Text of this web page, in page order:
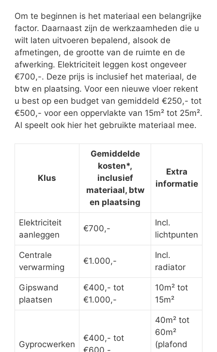
Om te beginnen is het materiaal een belangrijke
factor. Daarnaast zijn de werkzaamheden die u
wilt laten uitvoeren bepalend, alsook de
afmetingen, de grootte van de ruimte en de
afwerking. Elektriciteit leggen kost ongeveer
€700,-. Deze prijs is inclusief het materiaal, de
btw en plaatsing. Voor een nieuwe vloer rekent
u best op een budget van gemiddeld €250,- tot
€500,- voor een oppervlakte van 15m² tot 25m².
Al speelt ook hier het gebruikte materiaal mee.
Klus
Gemiddelde
kosten*,
inclusief
materiaal, btw
en plaatsing
Extra
informatie
Elektriciteit
aanleggen
€700,-
Incl.
lichtpunten
Centrale
verwarming
€1.000,-
Incl.
radiator
Gipswand
plaatsen
€400,- tot
€1.000,-
10m² tot
15m²
Gyprocwerken
€400,- tot
40m² tot
60m²
(plafond